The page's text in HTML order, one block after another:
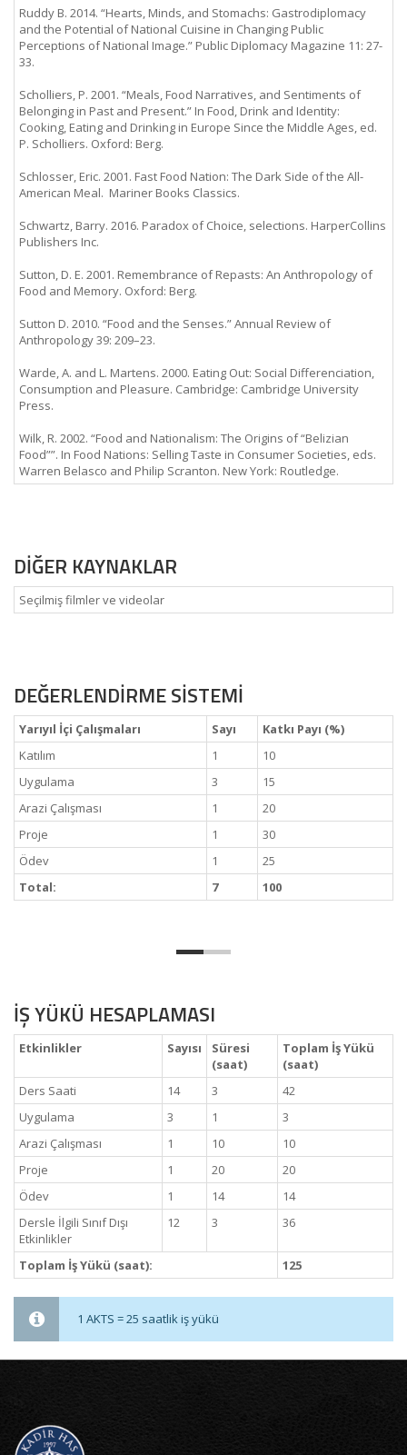
Ruddy B. 2014. “Hearts, Minds, and Stomachs: Gastrodiplomacy
and the Potential of National Cuisine in Changing Public
Perceptions of National Image.” Public Diplomacy Magazine 11: 27-
33.
Scholliers, P. 2001. “Meals, Food Narratives, and Sentiments of
Belonging in Past and Present.” In Food, Drink and Identity:
Cooking, Eating and Drinking in Europe Since the Middle Ages, ed.
P. Scholliers. Oxford: Berg.
Schlosser, Eric. 2001. Fast Food Nation: The Dark Side of the All-
American Meal. ‎ Mariner Books Classics.
Schwartz, Barry. 2016. Paradox of Choice, selections. HarperCollins
Publishers Inc.
Sutton, D. E. 2001. Remembrance of Repasts: An Anthropology of
Food and Memory. Oxford: Berg.
Sutton D. 2010. “Food and the Senses.” Annual Review of
Anthropology 39: 209–23.
Warde, A. and L. Martens. 2000. Eating Out: Social Differenciation,
Consumption and Pleasure. Cambridge: Cambridge University
Press.
Wilk, R. 2002. “Food and Nationalism: The Origins of “Belizian
Food””. In Food Nations: Selling Taste in Consumer Societies, eds.
Warren Belasco and Philip Scranton. New York: Routledge.
DİĞER KAYNAKLAR
Seçilmiş filmler ve videolar
DEĞERLENDİRME SİSTEMİ
Yarıyıl İçi Çalışmaları Sayı
Katkı Payı (%)
Katılım
1
10
Uygulama
3
15
Arazi Çalışması
1
20
Proje
1
30
Ödev
1
25
Total:
7 100
İŞ YÜKÜ HESAPLAMASI
Etkinlikler Sayısı
Süresi
(saat)
Toplam İş Yükü
(saat)
Ders Saati
14 3
42
Uygulama
3 1
3
Arazi Çalışması
1 10
10
Proje
1 20
20
Ödev
1 14
14
Dersle İlgili Sınıf Dışı
Etkinlikler
12 3 36
Toplam İş Yükü (saat): 125
1 AKTS = 25 saatlik iş yükü